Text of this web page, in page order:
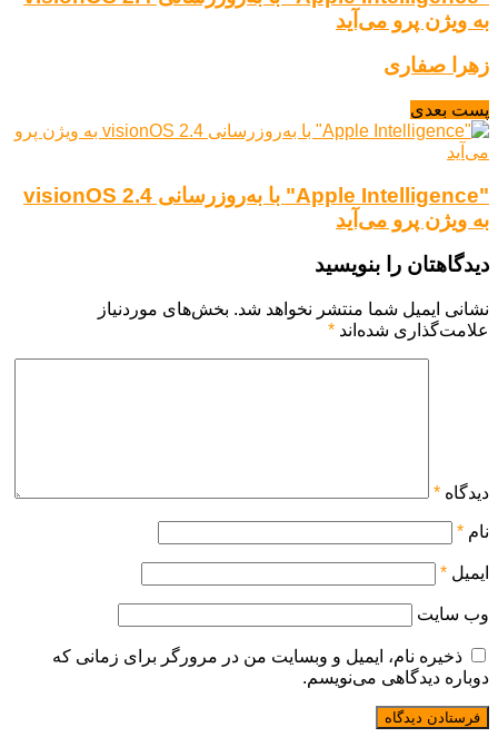
به ویژن پرو می‌آید
زهرا صفاری
پست بعدی
"Apple Intelligence" با به‌روزرسانی visionOS 2.4
به ویژن پرو می‌آید
دیدگاهتان را بنویسید
نشانی ایمیل شما منتشر نخواهد شد. بخش‌های موردنیاز
علامت‌گذاری شده‌اند *
دیدگاه *
نام *
ایمیل *
وب‌ سایت
ذخیره نام، ایمیل و وبسایت من در مرورگر برای زمانی که
دوباره دیدگاهی می‌نویسم.